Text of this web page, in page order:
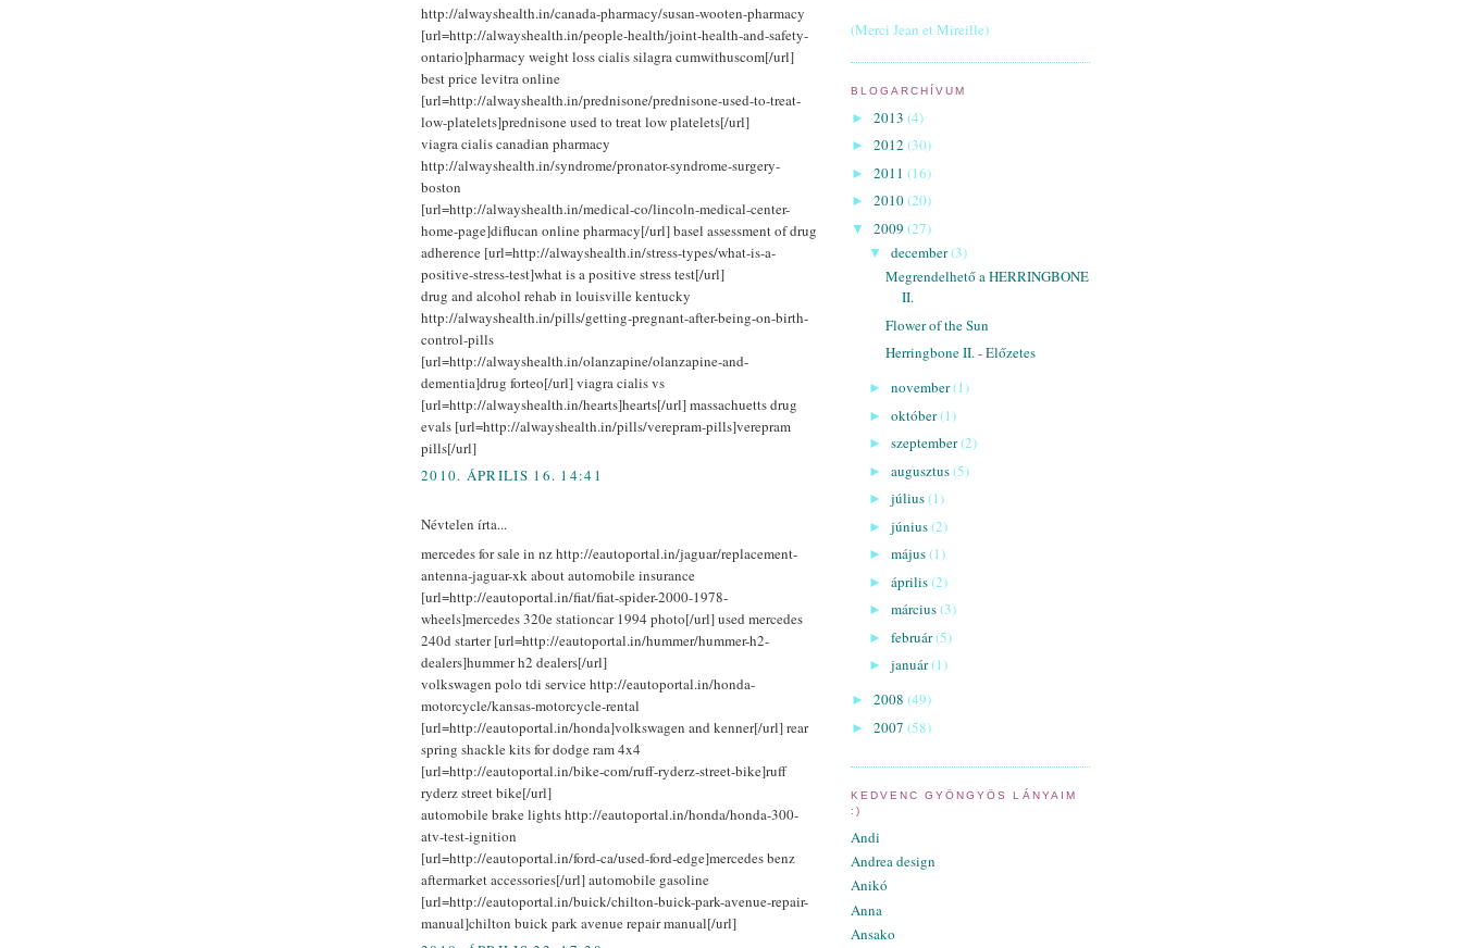
http://alwayshealth.in/canada-pharmacy/susan-wooten-pharmacy
[url=http://alwayshealth.in/people-health/joint-health-and-safety-
ontario]pharmacy weight loss cialis silagra cumwithuscom[/url]
best price levitra online
[url=http://alwayshealth.in/prednisone/prednisone-used-to-treat-
low-platelets]prednisone used to treat low platelets[/url]
viagra cialis canadian pharmacy
http://alwayshealth.in/syndrome/pronator-syndrome-surgery-
boston
[url=http://alwayshealth.in/medical-co/lincoln-medical-center-
home-page]diflucan online pharmacy[/url] basel assessment of drug
adherence [url=http://alwayshealth.in/stress-types/what-is-a-
positive-stress-test]what is a positive stress test[/url]
drug and alcohol rehab in louisville kentucky
http://alwayshealth.in/pills/getting-pregnant-after-being-on-birth-
control-pills
[url=http://alwayshealth.in/olanzapine/olanzapine-and-
dementia]drug forteo[/url] viagra cialis vs
[url=http://alwayshealth.in/hearts]hearts[/url] massachuetts drug
evals [url=http://alwayshealth.in/pills/verepram-pills]verepram
pills[/url]
2010. ÁPRILIS 16. 14:41
Névtelen írta...
mercedes for sale in nz http://eautoportal.in/jaguar/replacement-
antenna-jaguar-xk about automobile insurance
[url=http://eautoportal.in/fiat/fiat-spider-2000-1978-
wheels]mercedes 320e stationcar 1994 photo[/url] used mercedes
240d starter [url=http://eautoportal.in/hummer/hummer-h2-
dealers]hummer h2 dealers[/url]
volkswagen polo tdi service http://eautoportal.in/honda-
motorcycle/kansas-motorcycle-rental
[url=http://eautoportal.in/honda]volkswagen and kenner[/url] rear
spring shackle kits for dodge ram 4x4
[url=http://eautoportal.in/bike-com/ruff-ryderz-street-bike]ruff
ryderz street bike[/url]
automobile brake lights http://eautoportal.in/honda/honda-300-
atv-test-ignition
[url=http://eautoportal.in/ford-ca/used-ford-edge]mercedes benz
aftermarket accessories[/url] automobile gasoline
[url=http://eautoportal.in/buick/chilton-buick-park-avenue-repair-
manual]chilton buick park avenue repair manual[/url]
(Merci Jean et Mireille)
BLOGARCHÍVUM
► 2013 (4)
► 2012 (30)
► 2011 (16)
► 2010(20)
▼ 2009 (27)
▼ december(3)
Megrendelhető a HERRINGBONE
II.
Flower of the Sun
Herringbone II. - Előzetes
► november(1)
► október(1)
► szeptember(2)
► augusztus(5)
► július(1)
► június(2)
► május(1)
► április(2)
► március(3)
► február(5)
► január(1)
► 2008 (49)
► 2007 (58)
KEDVENC GYÖNGYÖS LÁNYAIM
:)
Andi
Andrea design
Anikó
Anna
Ansako